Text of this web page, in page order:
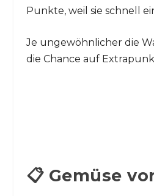
Punkte, weil sie schnell
Je ungewöhnlicher die
die Chance auf
📋 Gemüse